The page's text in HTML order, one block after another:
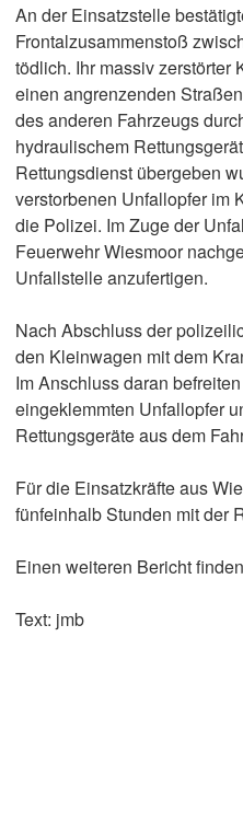
An der Einsatzstelle
Frontalzusammenstoß
tödlich. Ihr massiv
einen angrenzenden
des anderen Fahrzeugs
hydraulischem
Rettungsdienst übergeben
verstorbenen Unfallopfer im
die Polizei. Im Zuge der
Feuerwehr Wiesmoor
Unfallstelle anzufertigen.
Nach Abschluss der
den Kleinwagen mit dem
Im Anschluss daran
eingeklemmten Unfallopfer
Rettungsgeräte aus dem
Für die Einsatzkräfte aus
fünfeinhalb Stunden mit der
Einen weiteren Bericht
Text: jmb